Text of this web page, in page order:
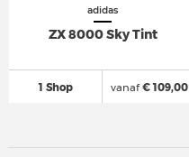
adidas
ZX 8000 Sky Tint
1 Shop vanaf€ 109,00